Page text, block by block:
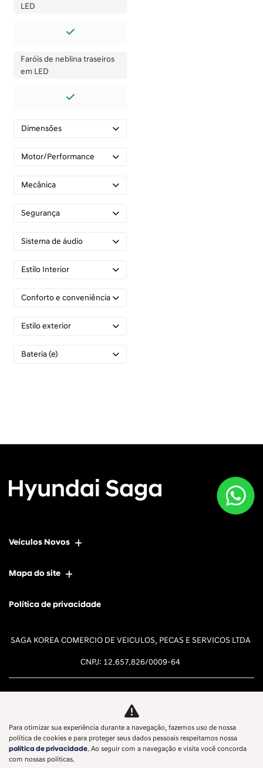
LED
Faróis de neblina traseiros
em LED
Dimensões
Motor/Performance
Mecânica
Segurança
Sistema de áudio
Estilo Interior
Conforto e conveniência
Estilo exterior
Bateria (e)
Veículos Novos
Mapa do site
Política de privacidade
SAGA KOREA COMERCIO DE VEICULOS, PECAS E SERVICOS LTDA
CNPJ: 12.657.826/0009-64
Desacelere. Seu bem maior é a
vida.
Para otimizar sua experiência durante a navegação, fazemos uso de nossa
política de cookies e para proteger seus dados pessoais respeitamos nossa
política de privacidade. Ao seguir com a navegação e visita você concorda
com nossas políticas.